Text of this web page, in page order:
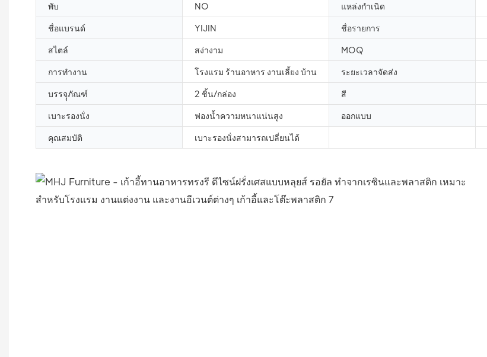
พับ NO แหล่งกำเนิด
ชื่อแบรนด์ YIJIN ชื่อรายการ
สไตล์ สง่างาม MOQ
การทำงาน โรงแรม ร้านอาหาร งานเลี้ยง บ้าน ระยะเวลาจัดส่ง
บรรจุุภัณฑ์ 2 ชิ้น/กล่อง สี
เบาะรองนั่ง ฟองน้ำความหนาแน่นสูง ออกแบบ
คุณสมบัติ เบาะรองนั่งสามารถเปลี่ยนได้